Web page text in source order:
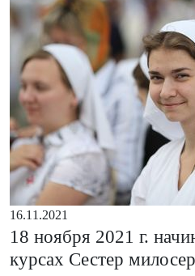
16.11.2021
18 ноября 2021 г.
курсах Сестер